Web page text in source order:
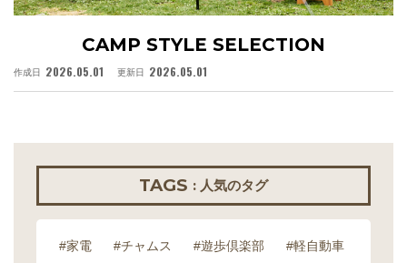
CAMP STYLE SELECTION
作成日 2026.05.01 更新日 2026.05.01
TAGS : 人気のタグ
#家電 #チャムス #遊歩倶楽部
#軽自動車